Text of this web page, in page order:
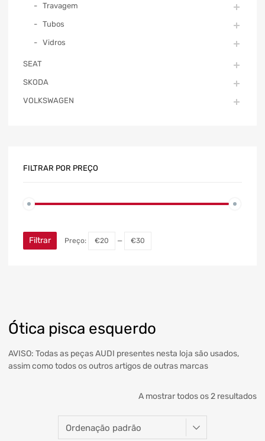
Ótica pisca esquerdo
AVISO: Todas as peças AUDI presentes nesta loja são usados,
assim como todos os outros artigos de outras marcas
A mostrar todos os 2 resultados
Travagem
Tubos
Vidros
SEAT
SKODA
VOLKSWAGEN
FILTRAR POR PREÇO
Filtrar Preço: €20 — €30